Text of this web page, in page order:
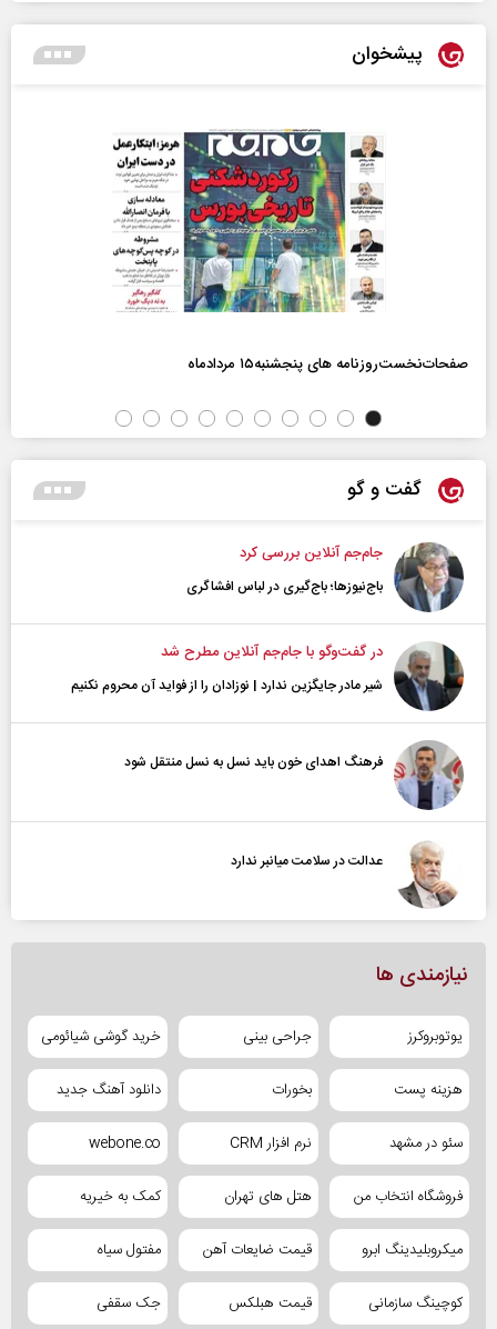
پیشخوان
صفحات‌نخست‌روزنامه ها‌ی پنجشنبه‌۱۵ مردادماه
گفت و گو
جام‌جم آنلاین بررسی کرد
باج‌نیوزها؛ باج‌گیری در لباس افشاگری
در گفت‌و‌گو با جام‌جم آنلاین مطرح شد
شیر مادر جایگزین ندارد | نوزادان را از فواید آن محروم نکنیم
فرهنگ اهدای خون باید نسل به نسل منتقل شود
عدالت در سلامت میانبر ندارد
نیازمندی ها
یوتوبروکرز جراحی بینی خرید گوشی شیائومی
هزینه پست بخورات دانلود آهنگ جدید
سئو در مشهد نرم افزار CRM webone.co
فروشگاه انتخاب من هتل های تهران کمک به خیریه
میکروبلیدینگ ابرو قیمت ضایعات آهن مفتول سیاه
کوچینگ سازمانی قیمت هبلکس جک سقفی